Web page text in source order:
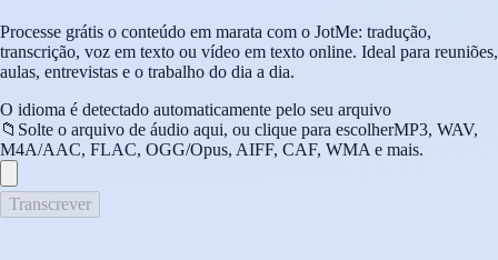
Processe grátis o conteúdo em marata com o JotMe: tradução,
transcrição, voz em texto ou vídeo em texto online. Ideal para reuniões,
aulas, entrevistas e o trabalho do dia a dia.
O idioma é detectado automaticamente pelo seu arquivo
📁 Solte o arquivo de áudio aqui, ou clique para escolherMP3, WAV,
M4A/AAC, FLAC, OGG/Opus, AIFF, CAF, WMA e mais.
Transcrever